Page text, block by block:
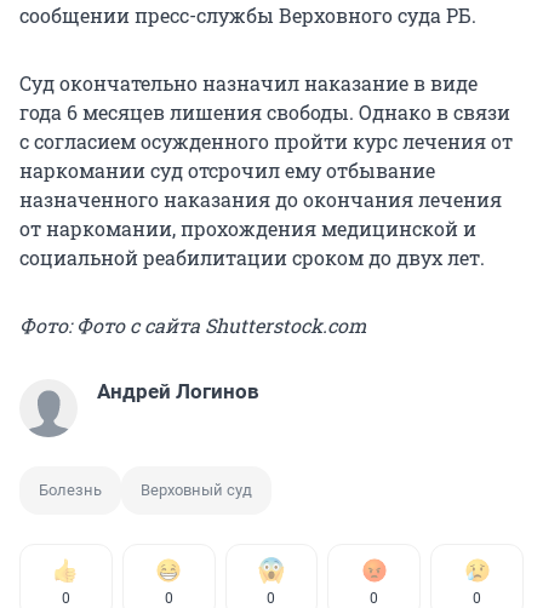
сообщении пресс-службы Верховного суда РБ.
Суд окончательно назначил наказание в виде
года 6 месяцев лишения свободы. Однако в связи
с согласием осужденного пройти курс лечения от
наркомании суд отсрочил ему отбывание
назначенного наказания до окончания лечения
от наркомании, прохождения медицинской и
социальной реабилитации сроком до двух лет.
Фото: Фото с сайта Shutterstock.com
Андрей Логинов
Болезнь Верховный суд
0 0 0 0 0